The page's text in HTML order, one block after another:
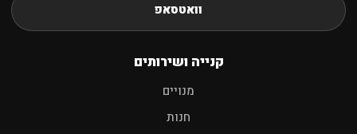
וואטסאפ
קנייה ושירותים
מנויים
חנות